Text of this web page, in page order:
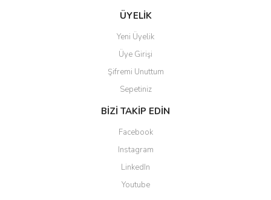
ÜYELİK
Yeni Üyelik
Üye Girişi
Şifremi Unuttum
Sepetiniz
BİZİ TAKİP EDİN
Facebook
Instagram
LinkedIn
Youtube